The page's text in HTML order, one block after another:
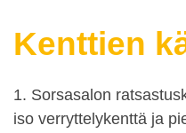
Kenttien
1. Sorsasalon
iso verryttelykenttä ja